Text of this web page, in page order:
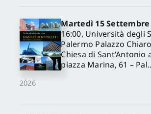
2026
Martedì 15 Settembre
16:00, Università degli
Palermo Palazzo
Chiesa di Sant’Antonio
piazza Marina, 61 –